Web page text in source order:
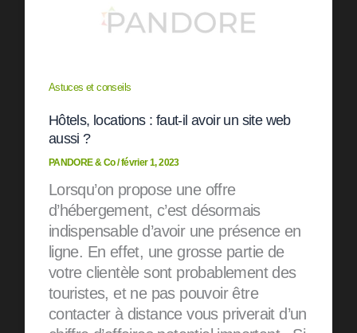
Astuces et conseils
Hôtels, locations : faut-il avoir un site web
aussi ?
PANDORE & Co/février 1, 2023
Lorsqu’on propose une offre
d’hébergement, c’est désormais
indispensable d’avoir une présence en
ligne. En effet, une grosse partie de
votre clientèle sont probablement des
touristes, et ne pas pouvoir être
contacter à distance vous priverait d’un